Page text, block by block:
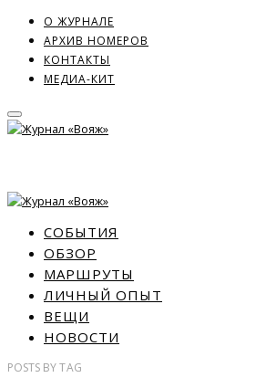
О ЖУРНАЛЕ
АРХИВ НОМЕРОВ
КОНТАКТЫ
МЕДИА-КИТ
СОБЫТИЯ
ОБЗОР
МАРШРУТЫ
ЛИЧНЫЙ ОПЫТ
ВЕЩИ
НОВОСТИ
POSTS BYTAG